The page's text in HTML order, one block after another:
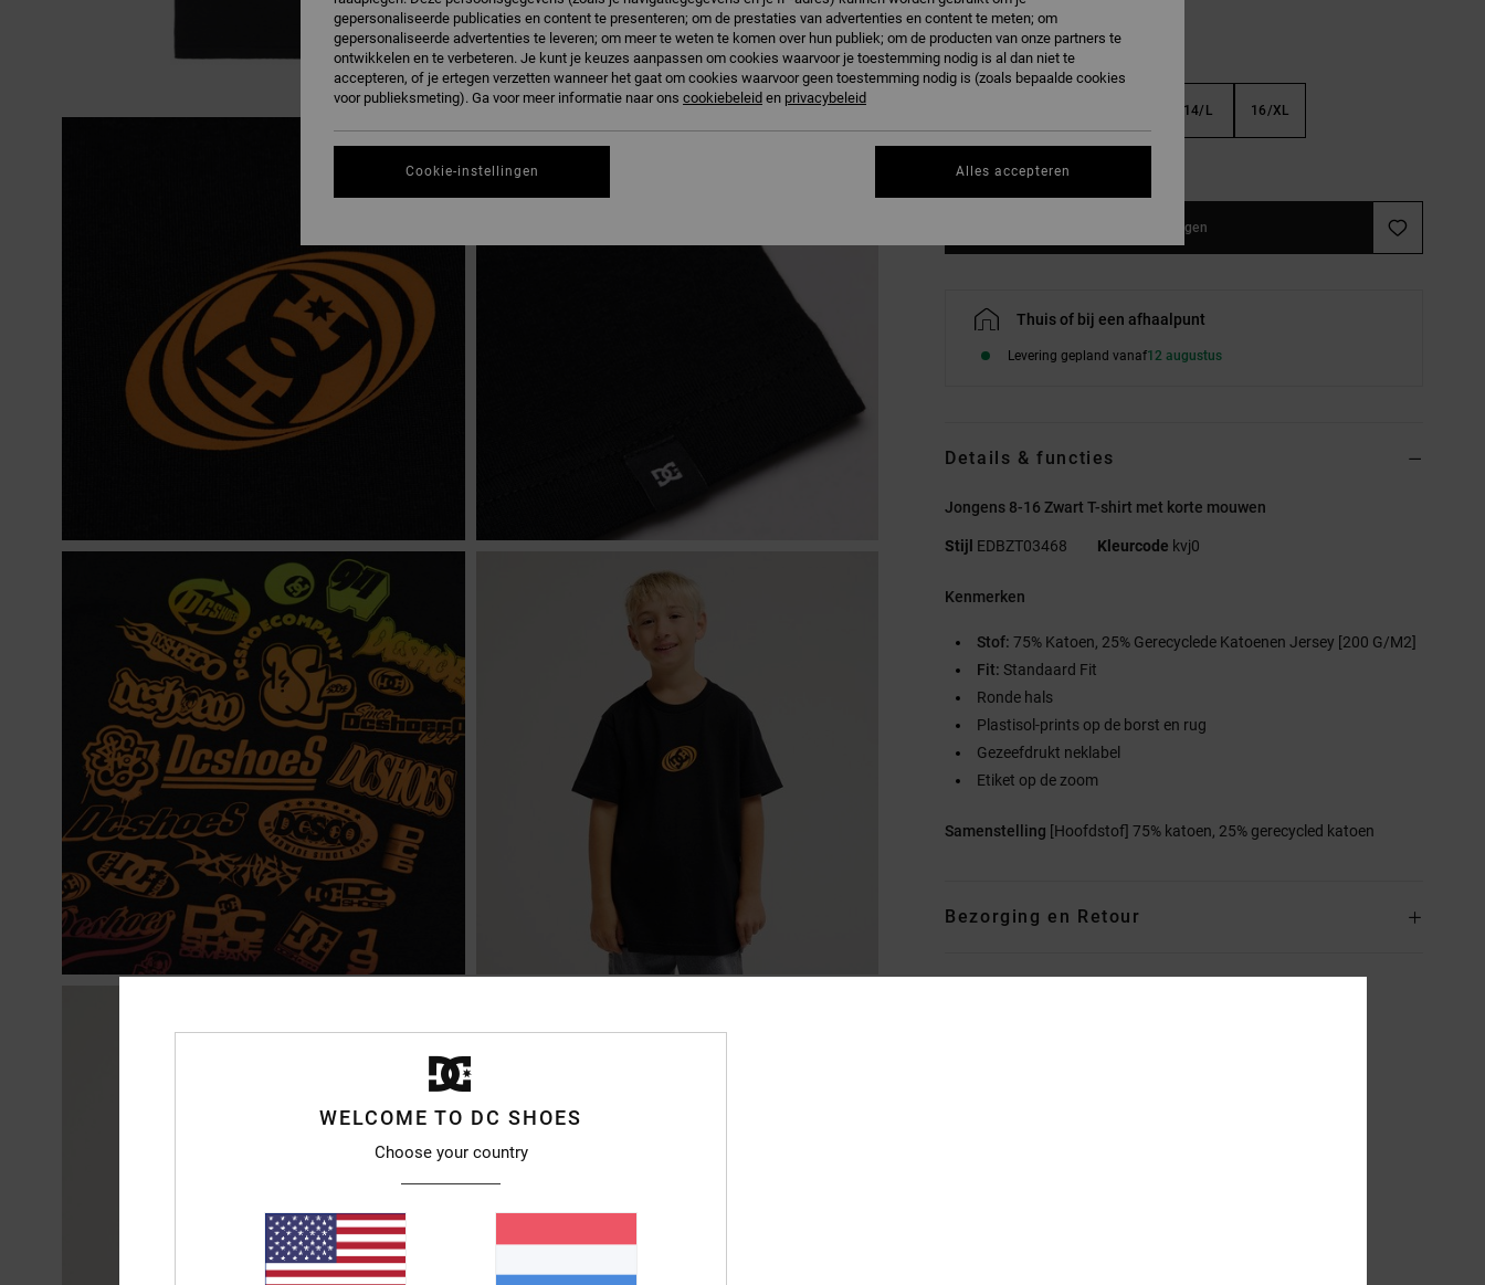
14/L 16/XL
Zie maattabel
In winkelwagen
Thuis of bij een afhaalpunt
Levering gepland vanaf12 augustus
Details & functies
Jongens 8-16 Zwart T-shirt met korte mouwen
Stijl EDBZT03468 Kleurcode kvj0
Kenmerken
Stof: 75% Katoen, 25% Gerecyclede Katoenen Jersey [200 G/M2]
Fit: Standaard Fit
Ronde hals
Plastisol-prints op de borst en rug
Gezeefdrukt neklabel
Etiket op de zoom
Samenstelling [Hoofdstof] 75% katoen, 25% gerecycled katoen
Bezorging en Retour
WELCOME TO DC SHOES
Choose your country
gepersonaliseerde publicaties en content te presenteren; om de prestaties van advertenties en content te meten; om
gepersonaliseerde advertenties te leveren; om meer te weten te komen over hun publiek; om de producten van onze partners te
ontwikkelen en te verbeteren. Je kunt je keuzes aanpassen om cookies waarvoor je toestemming nodig is al dan niet te
accepteren, of je ertegen verzetten wanneer het gaat om cookies waarvoor geen toestemming nodig is (zoals bepaalde cookies
voor publieksmeting). Ga voor meer informatie naar ons cookiebeleid en privacybeleid
Cookie-instellingen Alles accepteren